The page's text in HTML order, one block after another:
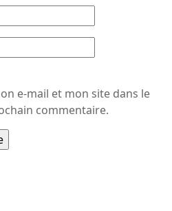
e-mail et mon site dans le
commentaire.